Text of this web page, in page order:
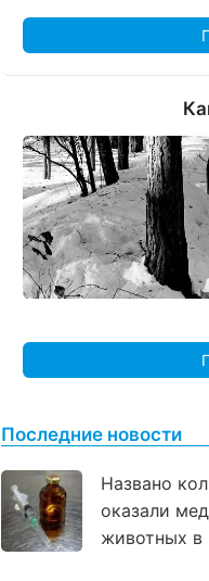
Последние новости
Названо
оказали
животных в